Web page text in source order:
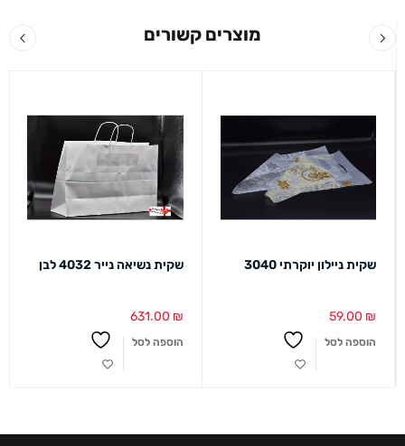
מוצרים קשורים
שקית ניילון יוקרתי 3040
59.00 ₪
הוספה לסל
שקית נשיאה נייר 4032 לבן
631.00 ₪
הוספה לסל